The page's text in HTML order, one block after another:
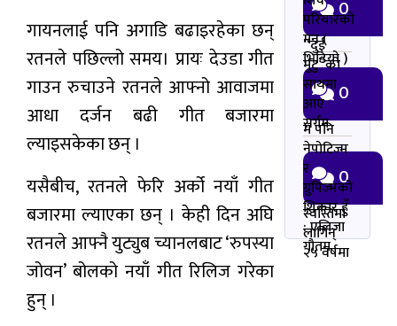
गायनलाई पनि अगाडि बढाइरहेका छन्
रतनले पछिल्लो समय। प्रायः देउडा गीत
गाउन रुचाउने रतनले आफ्नो आवाजमा
आधा दर्जन बढी गीत बजारमा
ल्याइसकेका छन् ।
यसैबीच, रतनले फेरि अर्को नयाँ गीत
बजारमा ल्याएका छन् । केही दिन अघि
रतनले आफ्नै युट्युब च्यानलबाट ‘रुपस्या
जोवन’ बोलको नयाँ गीत रिलिज गरेका
हुन् ।
परियारको
मन (
भिडियो )
0
“दुई
मुटु”को
साथमा
आए
सर्गम
0
म पनि
नेपोटिज्म
र
ग्रुपिज्मको
शिकार हुँ
: एलिजा
गौतम
0
स्वस्तिमा
लागिन्
२५ वर्षमा